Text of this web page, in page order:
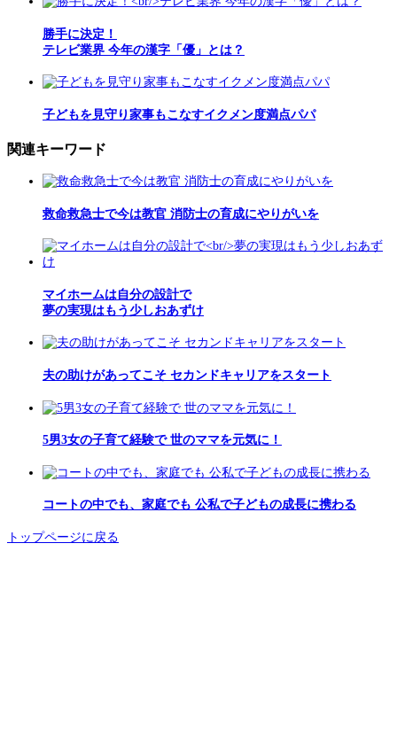
勝手に決定！
テレビ業界 今年の漢字「優」とは？
子どもを見守り家事もこなすイクメン度満点パパ
関連キーワード
救命救急士で今は教官 消防士の育成にやりがいを
マイホームは自分の設計で
夢の実現はもう少しおあずけ
夫の助けがあってこそ セカンドキャリアをスタート
5男3女の子育て経験で 世のママを元気に！
コートの中でも、家庭でも 公私で子どもの成長に携わる
トップページに戻る